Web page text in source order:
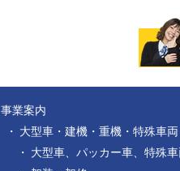
事業案内
大型車・建機・重機・特殊車両
大型車、パッカー車、特殊